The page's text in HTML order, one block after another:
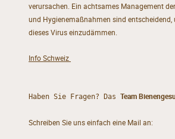
verursachen. Ein achtsames Management
und Hygienemaßnahmen sind entscheidend,
dieses Virus einzudämmen.
Info Schweiz
Haben Sie Fragen? Das Team
Schreiben Sie uns einfach eine Mail an: